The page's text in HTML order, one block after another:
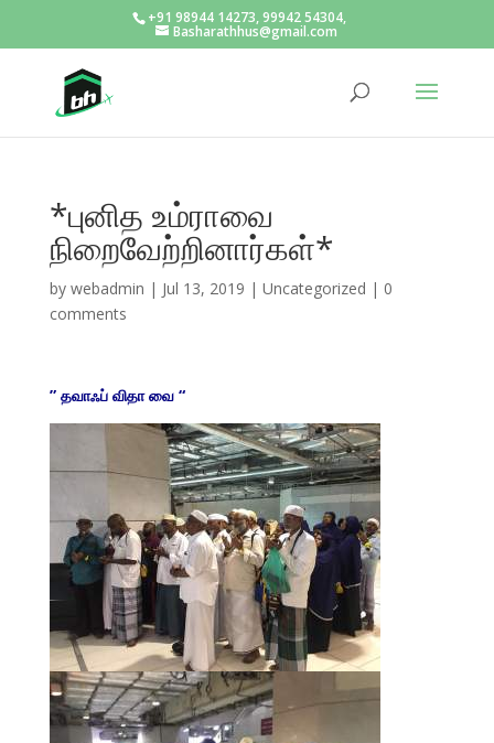
+91 98944 14273, 99942 54304,
Basharathhus@gmail.com
*புனித உம்ராவை
நிறைவேற்றினார்கள்*
by webadmin | Jul 13, 2019 | Uncategorized | 0
comments
” தவாஃப் விதா வை “